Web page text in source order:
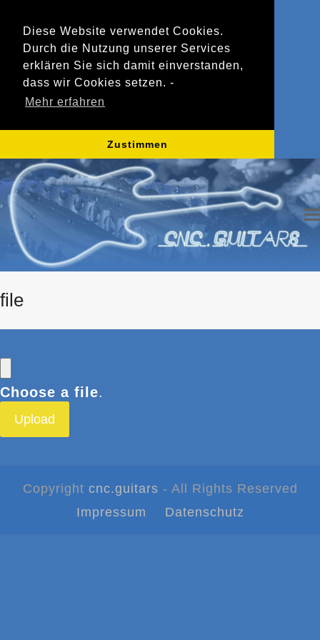
Diese Website verwendet Cookies.
Durch die Nutzung unserer Services
erklären Sie sich damit einverstanden,
dass wir Cookies setzen. -
Mehr erfahren
Zustimmen
file
Choose a file.
Upload
Copyright cnc.guitars - All Rights Reserved
Impressum
Datenschutz